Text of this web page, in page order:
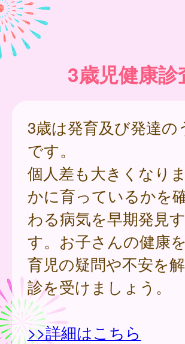
3歳児健康
3歳は発育及び発達
です。
個人差も大きくなり
かに育っているかを
わる病気を早期発見
す。お子さんの健康
育児の疑問や不安を
診を受けましょう。
>>詳細はこちら